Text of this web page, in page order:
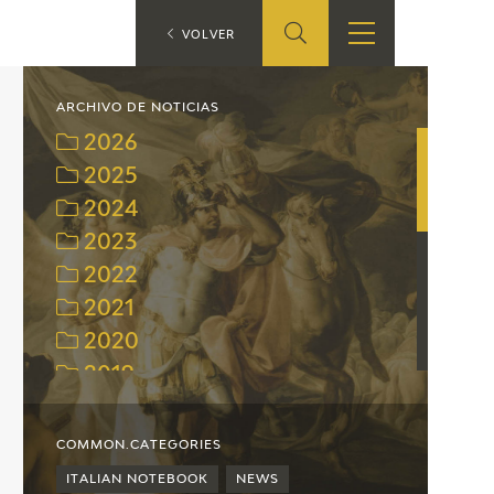
SHOP
ONLINE SHOP
RECURSOS
EDUCATIVOS
ARASAAC
ARCHIVO DE NOTICIAS
2026
2025
2024
2023
2022
2021
2020
2019
2018
2017
2016
COMMON.CATEGORIES
ITALIAN NOTEBOOK NEWS
VOLVER